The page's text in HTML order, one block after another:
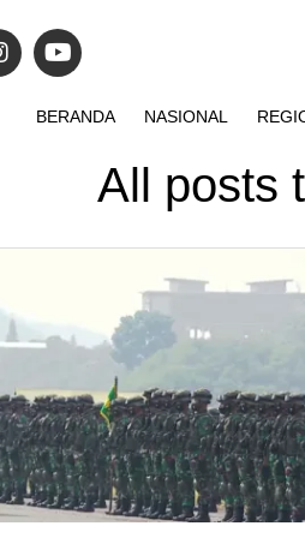
BERANDA NASIONAL
All posts